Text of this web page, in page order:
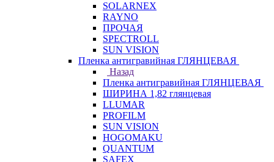
SOLARNEX
RAYNO
ПРОЧАЯ
SPECTROLL
SUN VISION
Пленка антигравийная ГЛЯНЦЕВАЯ
Назад
Пленка антигравийная ГЛЯНЦЕВАЯ
ШИРИНА 1,82 глянцевая
LLUMAR
PROFILM
SUN VISION
HOGOMAKU
QUANTUM
SAFEX